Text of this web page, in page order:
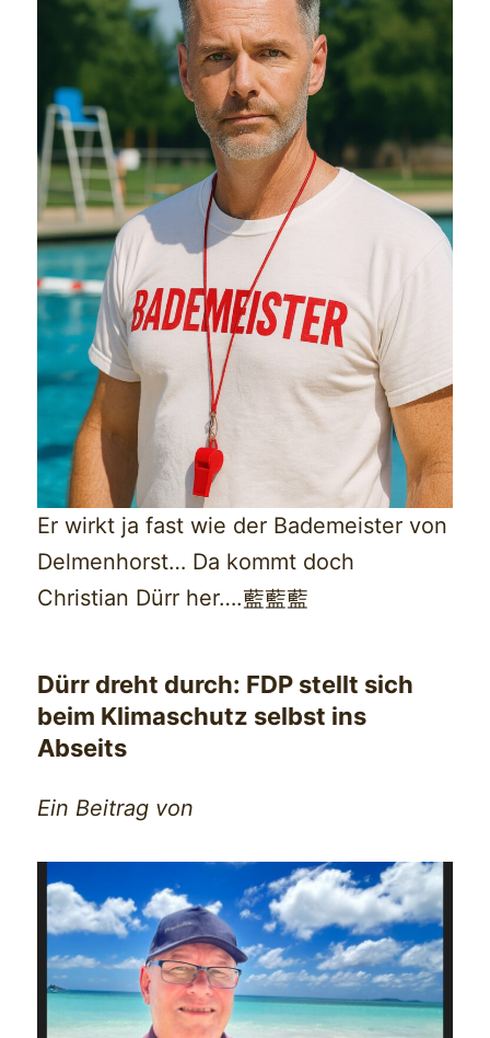
Er wirkt ja fast wie der Bademeister von
Delmenhorst… Da kommt doch
Christian Dürr her….藍藍藍
Dürr dreht durch: FDP stellt sich
beim Klimaschutz selbst ins
Abseits
Ein Beitrag von